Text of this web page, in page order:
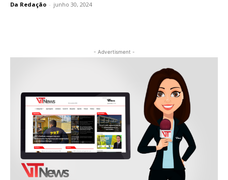
Da Redação - junho 30, 2024
- Advertisment -